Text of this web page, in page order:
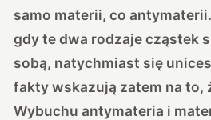
samo materii, co
gdy te dwa rodzaje cząstek
sobą, natychmiast się
fakty wskazują zatem na to,
Wybuchu antymateria i